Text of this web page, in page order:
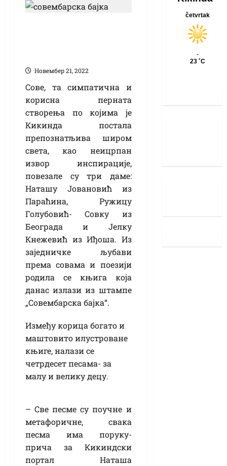
Новембер 21, 2022
Сове, та симпатична и
корисна перната
створења по којима је
Кикинда постала
препознатљива широм
света, као неицрпан
извор инспирације,
повезале су три даме:
Наташу Јовановић из
Параћина, Ружицу
Голубовић- Совку из
Београда и Јелку
Кнежевић из Иђоша. Из
заједничке љубави
према совама и поезији
родила се књига која
данас излази из штампе
„Совембарска бајка“.
Између корица богато и
маштовито илустроване
књиге, налази се
четрдесет песама- за
малу и велику децу.
– Све песме су поучне и
метафоричне, свака
песма има поруку-
прича за Кикиндски
портал Наташа